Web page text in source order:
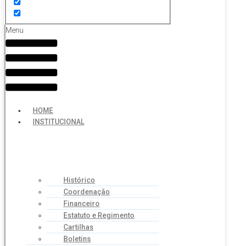
Menu
HOME
INSTITUCIONAL
Histórico
Coordenação
Financeiro
Estatuto e Regimento
Cartilhas
Boletins